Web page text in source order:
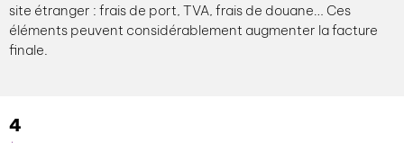
site étranger : frais de port, TVA, frais de douane… Ces
éléments peuvent considérablement augmenter la facture
finale.
4